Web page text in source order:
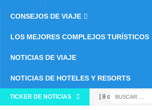
CONSEJOS DE VIAJE
LOS MEJORES COMPLEJOS TURÍSTICOS
NOTICIAS DE VIAJE
NOTICIAS DE HOTELES Y RESORTS
TICKER DE NOTICIAS [ 8 de enero